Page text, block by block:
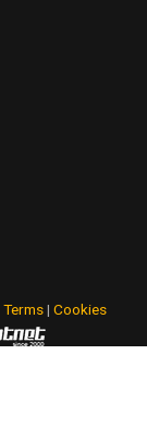
Terms| Cookies